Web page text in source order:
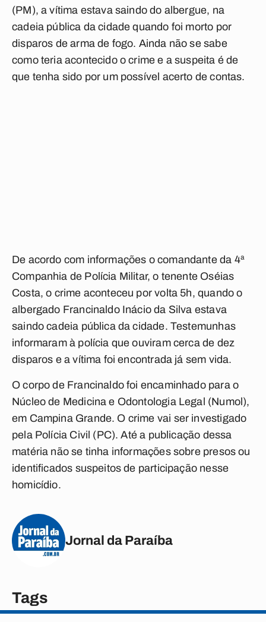
(PM), a vítima estava saindo do albergue, na
cadeia pública da cidade quando foi morto por
disparos de arma de fogo. Ainda não se sabe
como teria acontecido o crime e a suspeita é de
que tenha sido por um possível acerto de contas.
De acordo com informações o comandante da 4ª
Companhia de Polícia Militar, o tenente Oséias
Costa, o crime aconteceu por volta 5h, quando o
albergado Francinaldo Inácio da Silva estava
saindo cadeia pública da cidade. Testemunhas
informaram à polícia que ouviram cerca de dez
disparos e a vítima foi encontrada já sem vida.
O corpo de Francinaldo foi encaminhado para o
Núcleo de Medicina e Odontologia Legal (Numol),
em Campina Grande. O crime vai ser investigado
pela Polícia Civil (PC). Até a publicação dessa
matéria não se tinha informações sobre presos ou
identificados suspeitos de participação nesse
homicídio.
Jornal da Paraíba
Tags